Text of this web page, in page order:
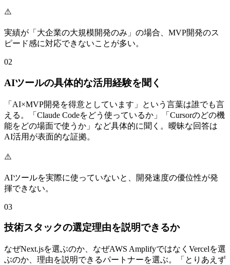
⚠️
実績が「大企業の大規模開発のみ」の場合、MVP開発のス
ピード感に対応できないことが多い。
02
AIツールの具体的な活用経験を聞く
「AI×MVP開発を得意としています」という言葉は誰でも言
える。「Claude Codeをどう使っているか」「Cursorのどの機
能をどの場面で使うか」など具体的に聞く。曖昧な回答は
AI活用が表面的な証拠。
⚠️
AIツールを実際に使っていないと、開発速度の優位性が発
揮できない。
03
技術スタックの選定理由を説明できるか
なぜNext.jsを選ぶのか、なぜAWS AmplifyではなくVercelを選
ぶのか、理由を説明できるパートナーを選ぶ。「とりあえず